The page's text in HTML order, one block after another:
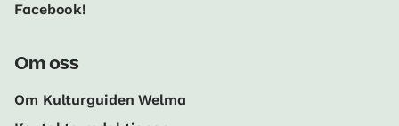
Facebook!
Om oss
Om Kulturguiden Welma